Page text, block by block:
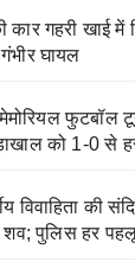
कार गहरी खाई में
घायल
फुटबॉल
को 1-0 से
विवाहिता की
पुलिस हर